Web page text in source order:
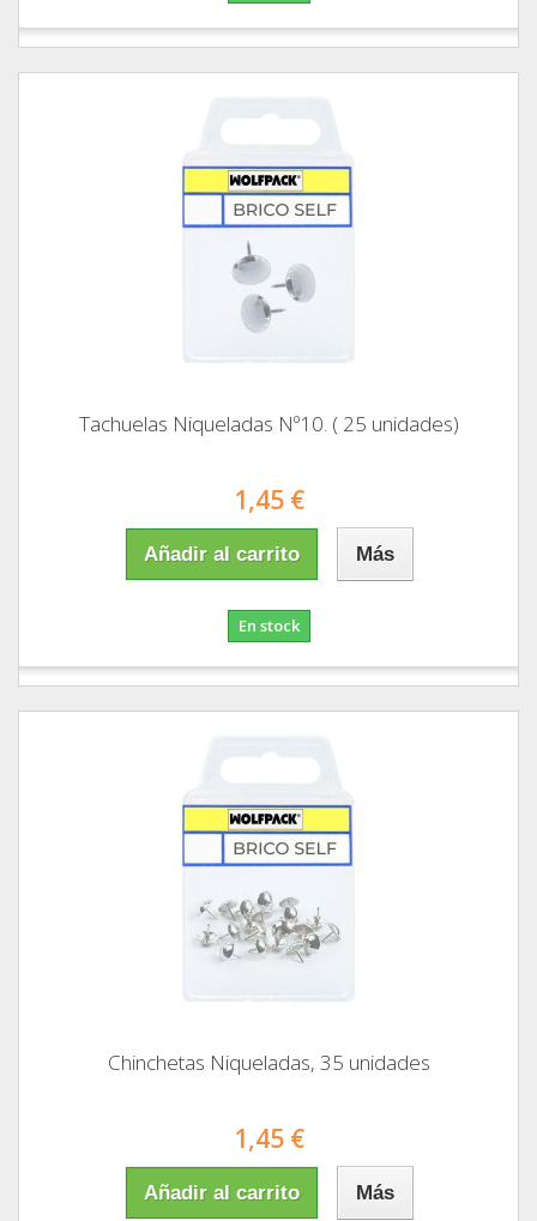
Tachuelas Niqueladas Nº10. ( 25 unidades)
1,45 €
Añadir al carrito Más
En stock
Chinchetas Niqueladas, 35 unidades
1,45 €
Añadir al carrito Más